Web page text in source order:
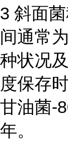
3 斜面
间通常
种状况
度保存
甘油菌-
年。